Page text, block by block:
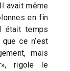
avait même
en fin
était temps
ce n’est
mais
rigole le